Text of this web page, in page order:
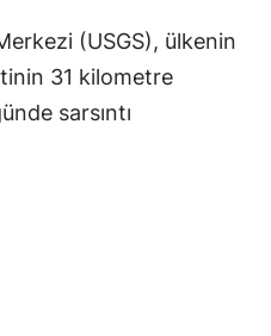
(USGS), ülkenin
31 kilometre
sarsıntı